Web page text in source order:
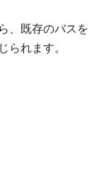
、既存のバスを
られます。